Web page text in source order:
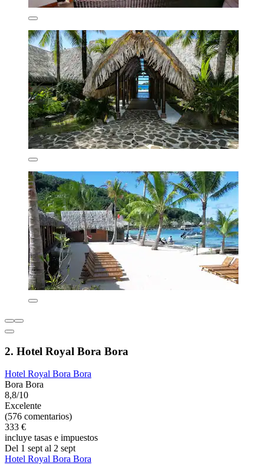
2. Hotel Royal Bora Bora
Hotel Royal Bora Bora
Bora Bora
8,8/10
Excelente
(576 comentarios)
333 €
incluye tasas e impuestos
Del 1 sept al 2 sept
Hotel Royal Bora Bora